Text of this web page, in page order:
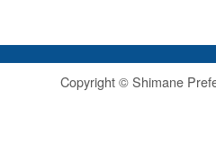
Copyright © Shimane